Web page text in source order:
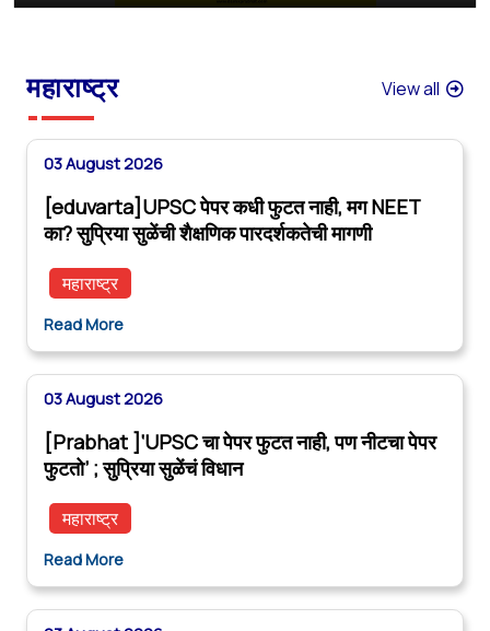
महाराष्ट्र View all
03 August 2026
[eduvarta]UPSC पेपर कधी फुटत नाही, मग NEET
का? सुप्रिया सुळेंची शैक्षणिक पारदर्शकतेची मागणी
महाराष्ट्र
Read More
03 August 2026
[Prabhat ]‘UPSC चा पेपर फुटत नाही, पण नीटचा पेपर
फुटतो’ ; सुप्रिया सुळेंचं विधान
महाराष्ट्र
Read More